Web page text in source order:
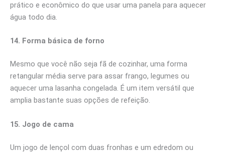
prático e econômico do que usar uma panela para aquecer
água todo dia.
14. Forma básica de forno
Mesmo que você não seja fã de cozinhar, uma forma
retangular média serve para assar frango, legumes ou
aquecer uma lasanha congelada. É um item versátil que
amplia bastante suas opções de refeição.
15. Jogo de cama
Um jogo de lençol com duas fronhas e um edredom ou